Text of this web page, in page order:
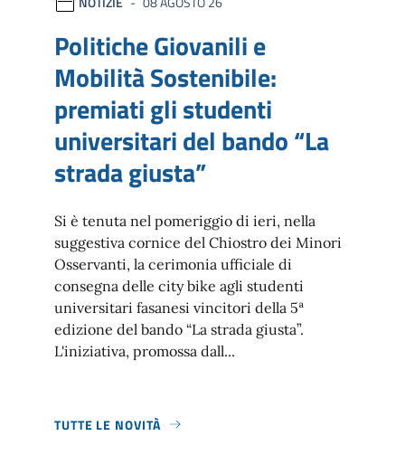
Politiche Giovanili e
Mobilità Sostenibile:
premiati gli studenti
universitari del bando “La
strada giusta”
Si è tenuta nel pomeriggio di ieri, nella
suggestiva cornice del Chiostro dei Minori
Osservanti, la cerimonia ufficiale di
consegna delle city bike agli studenti
universitari fasanesi vincitori della 5ª
edizione del bando “La strada giusta”.
L'iniziativa, promossa dall...
TUTTE LE NOVITÀ